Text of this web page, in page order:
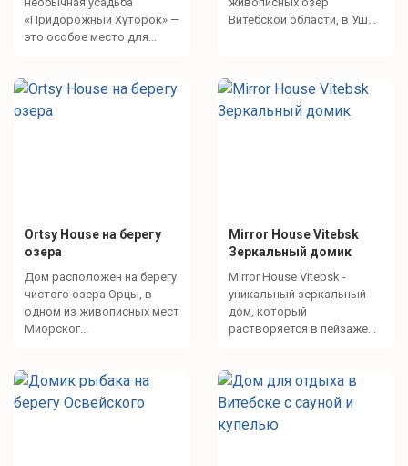
«Придорожный Хуторок» —
это особое место для...
Витебской области, в Уш...
Ortsy House на берегу
озера
Дом расположен на берегу
чистого озера Орцы, в
одном из живописных мест
Миорског...
Mirror House Vitebsk
Зеркальный домик
Mirror House Vitebsk -
уникальный зеркальный
дом, который
растворяется в пейзаже...